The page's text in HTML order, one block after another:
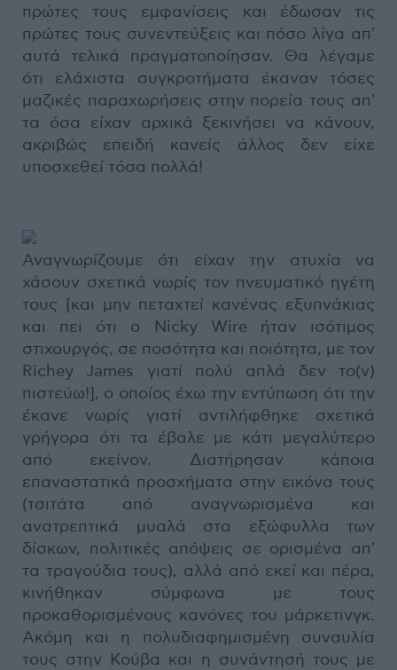
πρώτες τους εμφανίσεις και έδωσαν τις
πρώτες τους συνεντεύξεις και πόσο λίγα απ'
αυτά τελικά πραγματοποίησαν. Θα λέγαμε
ότι ελάχιστα συγκροτήματα έκαναν τόσες
μαζικές παραχωρήσεις στην πορεία τους απ'
τα όσα είχαν αρχικά ξεκινήσει να κάνουν,
ακριβώς επειδή κανείς άλλος δεν είχε
υποσχεθεί τόσα πολλά!
Αναγνωρίζουμε ότι είχαν την ατυχία να
χάσουν σχετικά νωρίς τον πνευματικό ηγέτη
τους [και μην πεταχτεί κανένας εξυπνάκιας
και πει ότι ο Nicky Wire ήταν ισότιμος
στιχουργός, σε ποσότητα και ποιότητα, με τον
Richey James γιατί πολύ απλά δεν το(ν)
πιστεύω!], ο οποίος έχω την εντύπωση ότι την
έκανε νωρίς γιατί αντιλήφθηκε σχετικά
γρήγορα ότι τα έβαλε με κάτι μεγαλύτερο
από εκείνον. Διατήρησαν κάποια
επαναστατικά προσχήματα στην εικόνα τους
(τσιτάτα από αναγνωρισμένα και
ανατρεπτικά μυαλά στα εξώφυλλα των
δίσκων, πολιτικές απόψεις σε ορισμένα απ'
τα τραγούδια τους), αλλά από εκεί και πέρα,
κινήθηκαν σύμφωνα με τους
προκαθορισμένους κανόνες του μάρκετινγκ.
Ακόμη και η πολυδιαφημισμένη συναυλία
τους στην Κούβα και η συνάντησή τους με